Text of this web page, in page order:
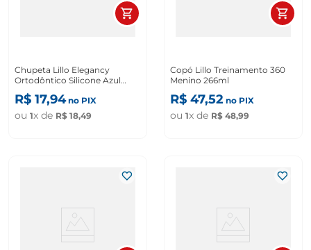
Chupeta Lillo Elegancy
Ortodôntico Silicone Azul
Tamanho 1
R$ 17,94no PIX
ou 1x de R$ 18,49
Copó Lillo Treinamento 360
Menino 266ml
R$ 47,52 no PIX
ou 1x de R$ 48,99